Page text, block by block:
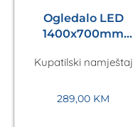
Ogledalo LED
1400x700mm
Kupatilski namještaj
289,00 KM